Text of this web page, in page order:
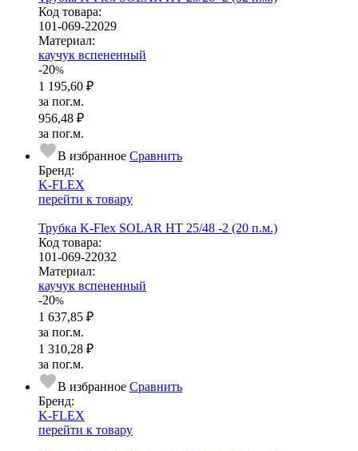
Код товара:
101-069-22029
Ма­­те­­ри­­ал:
каучук вспененный
-20%
1 195,60 ₽
за пог.м.
956,48 ₽
за пог.м.
В избранное Сравнить
Бренд:
K-FLEX
перейти к товару
Трубка K-Flex SOLAR HT 25/48 -2 (20 п.м.)
Код товара:
101-069-22032
Ма­­те­­ри­­ал:
каучук вспененный
-20%
1 637,85 ₽
за пог.м.
1 310,28 ₽
за пог.м.
В избранное Сравнить
Бренд:
K-FLEX
перейти к товару